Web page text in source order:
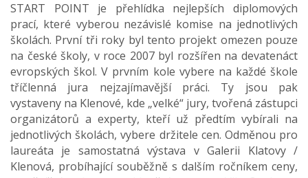
START POINT je přehlídka nejlepších diplomových
prací, které vyberou nezávislé komise na jednotlivých
školách. První tři roky byl tento projekt omezen pouze
na české školy, v roce 2007 byl rozšířen na devatenáct
evropských škol. V prvním kole vybere na každé škole
tříčlenná jura nejzajímavější práci. Ty jsou pak
vystaveny na Klenové, kde „velké“ jury, tvořená zástupci
organizátorů a experty, kteří už předtím vybírali na
jednotlivých školách, vybere držitele cen. Odměnou pro
laureáta je samostatná výstava v Galerii Klatovy /
Klenová, probíhající souběžně s dalším ročníkem ceny,